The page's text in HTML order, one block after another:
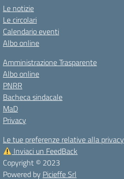
Le notizie
Le circolari
Calendario eventi
Albo online
Amministrazione Trasparente
Albo online
PNRR
Bacheca sindacale
MaD
Privacy
Le tue preferenze relative alla privacy
Inviaci un FeedBack
Copyright © 2023
Powered by Picieffe Srl